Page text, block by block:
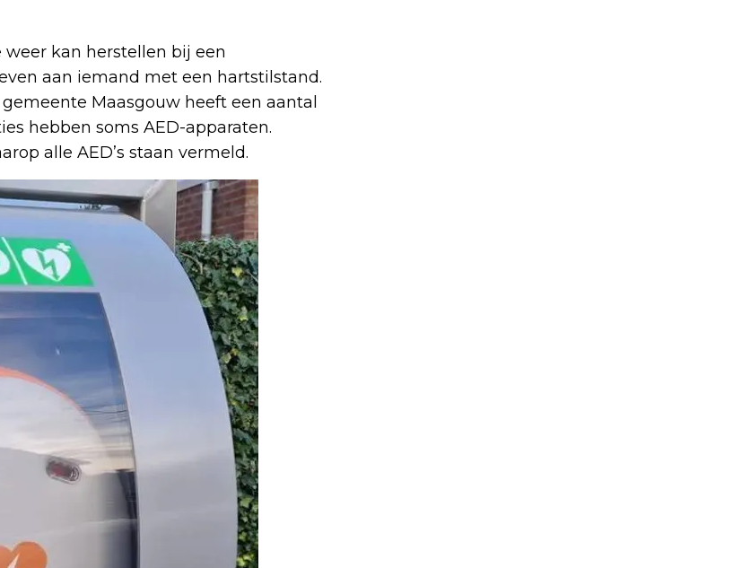
kan herstellen bij een
aan iemand met een hartstilstand.
Maasgouw heeft een aantal
hebben soms AED-apparaten.
alle AED’s staan vermeld.